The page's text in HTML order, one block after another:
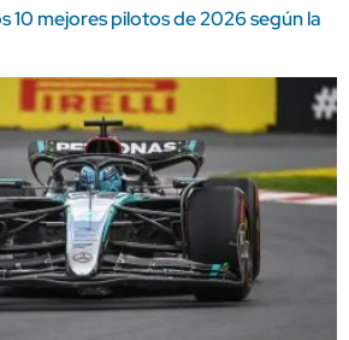
10 mejores pilotos de 2026 según la